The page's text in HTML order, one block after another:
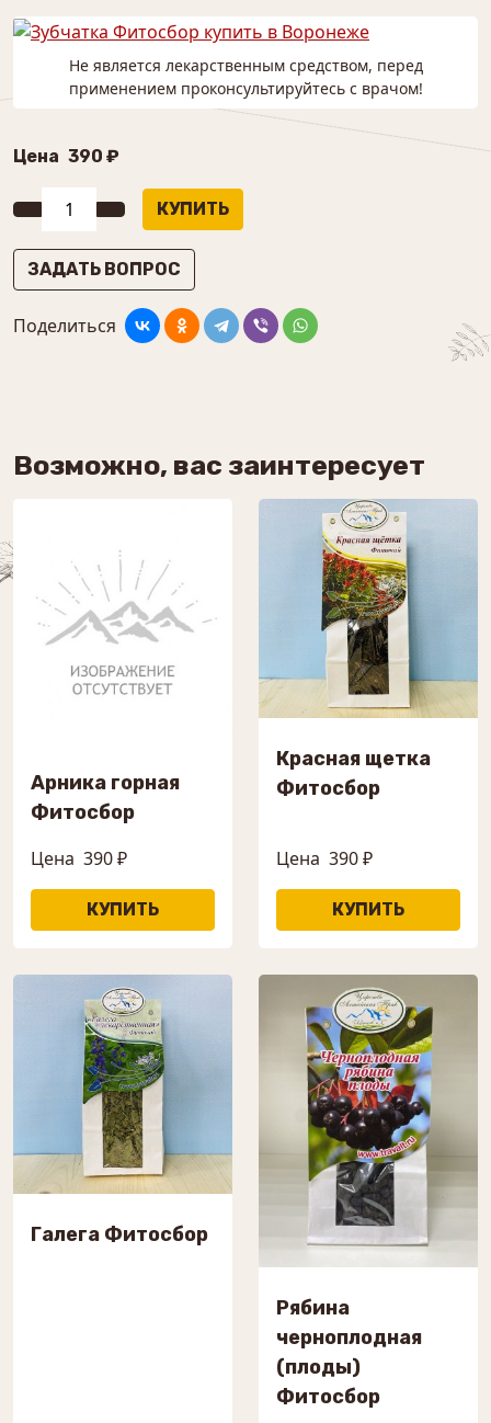
Не является лекарственным средством, перед
применением проконсультируйтесь с врачом!
Цена 390 ₽
ЗАДАТЬ ВОПРОС
Поделиться
Возможно, вас заинтересует
Арника горная
Фитосбор
Цена 390 ₽
Красная щетка
Фитосбор
Цена 390 ₽
Галега Фитосбор
Рябина
черноплодная
(плоды)
Фитосбор